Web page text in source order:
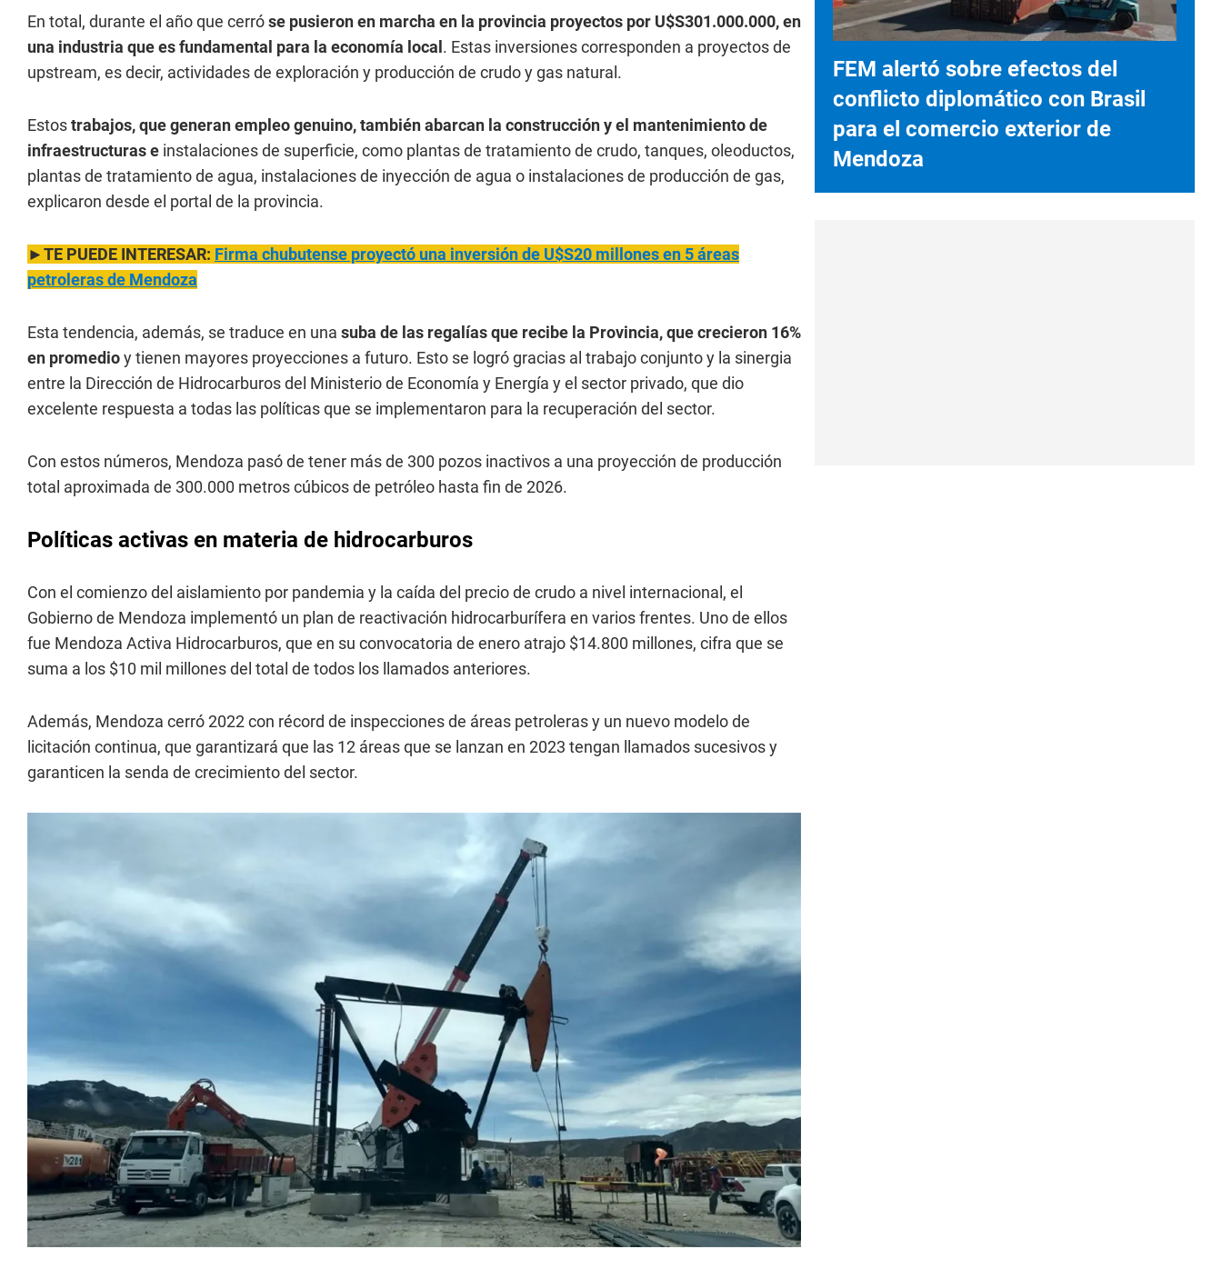
En total, durante el año que cerróse pusieron en marcha en la provincia proyectos por U$S301.000.000, en
una industria que es fundamental para la economía local. Estas inversiones corresponden a proyectos de
upstream, es decir, actividades de exploración y producción de crudo y gas natural.
Estostrabajos, que generan empleo genuino, también abarcan la construcción y el mantenimiento de
infraestructuras e instalaciones de superficie, como plantas de tratamiento de crudo, tanques, oleoductos,
plantas de tratamiento de agua, instalaciones de inyección de agua o instalaciones de producción de gas,
explicaron desde el portal de la provincia.
►TE PUEDE INTERESAR: Firma chubutense proyectó una inversión de U$S20 millones en 5 áreas
petroleras de Mendoza
Esta tendencia, además, se traduce en una suba de las regalías que recibe la Provincia, que crecieron 16%
en promedioy tienen mayores proyecciones a futuro. Esto se logró gracias al trabajo conjunto y la sinergia
entre la Dirección de Hidrocarburos del Ministerio de Economía y Energía y el sector privado, que dio
excelente respuesta a todas las políticas que se implementaron para la recuperación del sector.
Con estos números, Mendoza pasó de tener más de 300 pozos inactivos a una proyección de producción
total aproximada de 300.000 metros cúbicos de petróleo hasta fin de 2026.
Políticas activas en materia de hidrocarburos
Con el comienzo del aislamiento por pandemia y la caída del precio de crudo a nivel internacional, el
Gobierno de Mendoza implementó un plan de reactivación hidrocarburífera en varios frentes. Uno de ellos
fue Mendoza Activa Hidrocarburos, que en su convocatoria de enero atrajo $14.800 millones, cifra que se
suma a los $10 mil millones del total de todos los llamados anteriores.
Además, Mendoza cerró 2022 con récord de inspecciones de áreas petroleras y un nuevo modelo de
licitación continua, que garantizará que las 12 áreas que se lanzan en 2023 tengan llamados sucesivos y
garanticen la senda de crecimiento del sector.
FEM alertó sobre efectos del
conflicto diplomático con Brasil
para el comercio exterior de
Mendoza